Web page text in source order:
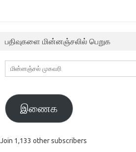
பதிவுகளை மின்னஞ்சலில் பெறுக
மின்னஞ்சல்
முகவரி
இணைக
Join 1,133 other subscribers